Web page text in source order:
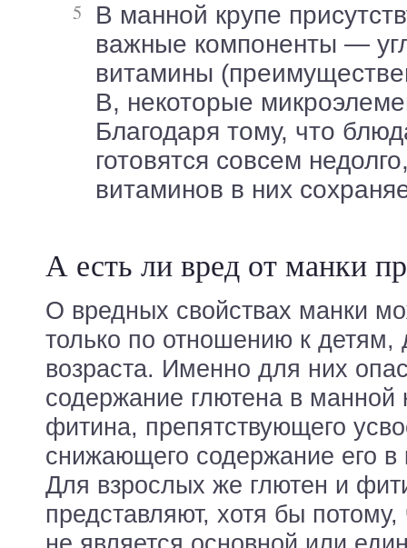
В манной крупе присутствуют и другие
важные компоненты —
витамины
B, некоторые
Благодаря тому, что
готовятся совсем
витаминов в них
А есть ли вред от манки
О вредных свойствах манки
только по отношению к детям,
возраста. Именно для них
содержание глютена в манной
фитина, препятствующего
снижающего содержание его в
Для взрослых же глютен и
представляют, хотя бы